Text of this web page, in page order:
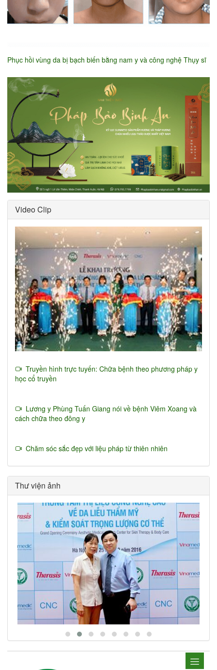
Phục hồi vùng da bị bạch biến bằng nam y và công nghệ Thụy sĩ
Video Clip
Truyền hình trực tuyến: Chữa bệnh theo phương pháp y
học cổ truyền
Lương y Phùng Tuấn Giang nói về bệnh Viêm Xoang và
cách chữa theo đông y
Chăm sóc sắc đẹp với liệu pháp từ thiên nhiên
Thư viện ảnh